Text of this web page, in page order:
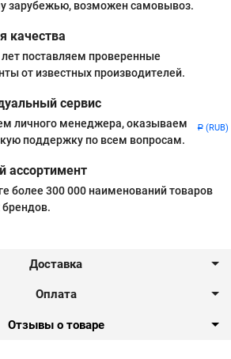
Р (RUB)
зарубежью, возможен самовывоз.
качества
поставляем проверенные
от известных производителей.
сервис
личного менеджера, оказываем
поддержку по всем вопросам.
ассортимент
более 300 000 наименований товаров
Доставка
Оплата
Отзывы о товаре